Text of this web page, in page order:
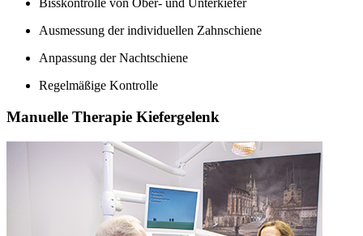
Bisskontrolle von Ober- und Unterkiefer
Ausmessung der individuellen Zahnschiene
Anpassung der Nachtschiene
Regelmäßige Kontrolle
Manuelle Therapie Kiefergelenk